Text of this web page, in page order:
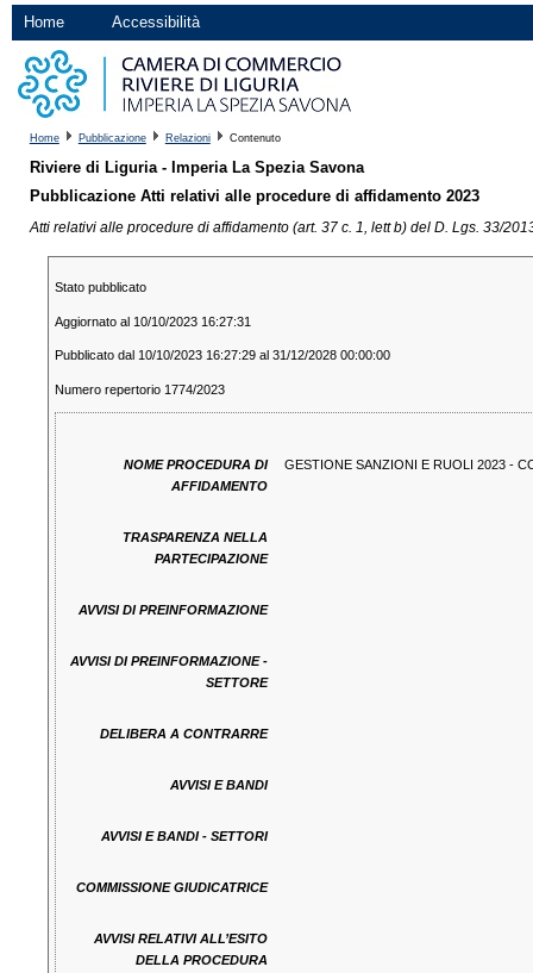
Home Accessibilità
Home Pubblicazione Relazioni Contenuto
Riviere di Liguria - Imperia La Spezia Savona
Pubblicazione Atti relativi alle procedure di affidamento 2023
Atti relativi alle procedure di affidamento (art. 37 c. 1, lett b) del D. Lgs. 33/
Stato pubblicato
Aggiornato al 10/10/2023 16:27:31
Pubblicato dal 10/10/2023 16:27:29 al 31/12/2028 00:00:00
Numero repertorio 1774/2023
NOME PROCEDURA DI
AFFIDAMENTO
GESTIONE SANZIONI E RUOLI 2023 -
TRASPARENZA NELLA
PARTECIPAZIONE
AVVISI DI PREINFORMAZIONE
AVVISI DI PREINFORMAZIONE -
SETTORE
DELIBERA A CONTRARRE
AVVISI E BANDI
AVVISI E BANDI - SETTORI
COMMISSIONE GIUDICATRICE
AVVISI RELATIVI ALL’ESITO
DELLA PROCEDURA